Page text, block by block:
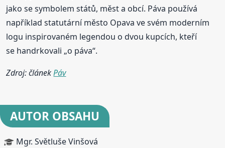
jako se symbolem států, měst a obcí. Páva používá
například statutární město Opava ve svém moderním
logu inspirovaném legendou o dvou kupcích, kteří
se handrkovali „o páva“.
Zdroj: článekPáv
AUTOR OBSAHU
Mgr. Světluše Vinšová